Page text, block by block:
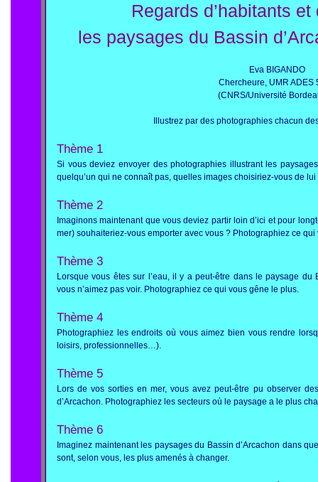
Regards d’habitants
les paysages du Bassin
Eva BIGANDO
Chercheure, UMR ADES
(CNRS/Université
Illustrez par des photographies chacun
Thème 1
Si vous deviez envoyer des photographies illustrant les
quelqu’un qui ne connaît pas, quelles images choisiriez-vous de lui
Thème 2
Imaginons maintenant que vous deviez partir loin d’ici et pour
mer) souhaiteriez-vous emporter avec vous ? Photographiez ce qui
Thème 3
Lorsque vous êtes sur l’eau, il y a peut-être dans le paysage
vous n’aimez pas voir. Photographiez ce qui vous gêne le plus.
Thème 4
Photographiez les endroits où vous aimez bien vous rendre
loisirs, professionnelles…).
Thème 5
Lors de vos sorties en mer, vous avez peut-être pu observer
d’Arcachon. Photographiez les secteurs où le paysage a le plus
Thème 6
Imaginez maintenant les paysages du Bassin d’Arcachon dans
sont, selon vous, les plus amenés à changer.